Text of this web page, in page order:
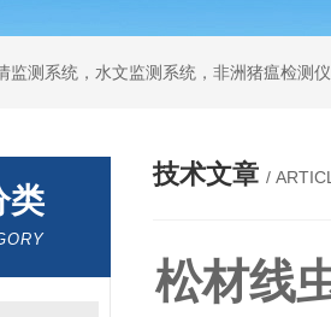
监测系统，水文监测系统，非洲猪瘟检测
类
技术文章 /
松材线